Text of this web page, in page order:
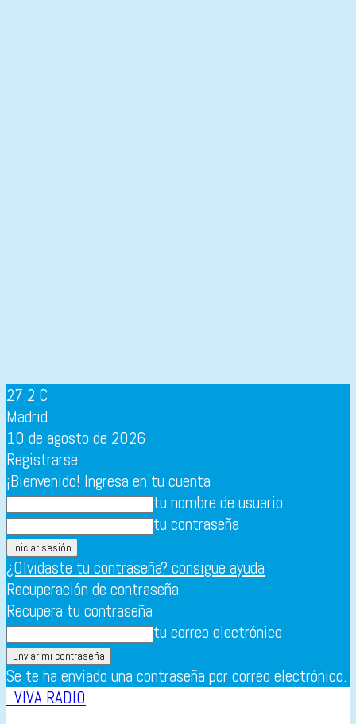
27.2 C
Madrid
10 de agosto de 2026
Registrarse
¡Bienvenido! Ingresa en tu cuenta
tu nombre de usuario
tu contraseña
¿Olvidaste tu contraseña? consigue ayuda
Recuperación de contraseña
Recupera tu contraseña
tu correo electrónico
Se te ha enviado una contraseña por correo electrónico.
VIVA RADIO